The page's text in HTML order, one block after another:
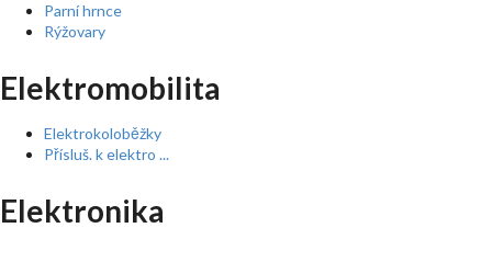
Parní hrnce
Rýžovary
Elektromobilita
Elektrokoloběžky
Přísluš. k elektro ...
Elektronika